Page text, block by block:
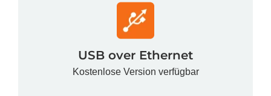
USB over Ethernet
Kostenlose Version verfügbar